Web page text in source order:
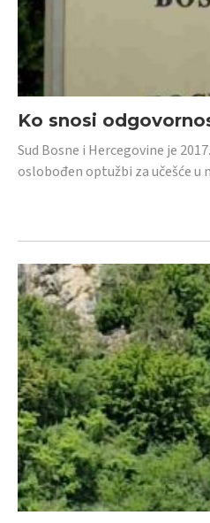
Ko snosi
Sud Bosne i Hercegovine je
oslobođen optužbi za učešće